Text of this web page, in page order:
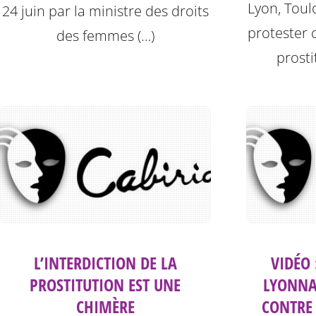
24 juin par la ministre des droits
des femmes (…)
Lyon,
protester
L’INTERDICTION DE LA
PROSTITUTION EST UNE
CHIMÈRE
VIDÉO